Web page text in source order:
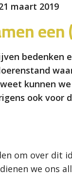
maart 2019
bedenken
kunnen
ook voor
om over dit
we ons